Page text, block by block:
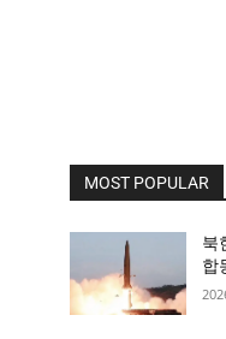
MOST POPULAR
북
합